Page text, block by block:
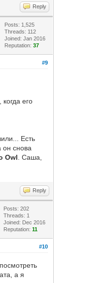
Reply
Posts: 1,525
Threads: 112
Joined: Jan 2016
Reputation:37
#9
его
Есть
он снова
Owl . Саша,
Reply
Posts: 202
Threads: 1
Joined: Dec 2016
Reputation:11
#10
а я